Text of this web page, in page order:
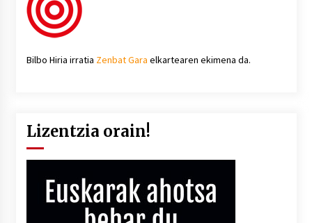
Bilbo Hiria irratia Zenbat Gara elkartearen ekimena da.
Lizentzia orain!